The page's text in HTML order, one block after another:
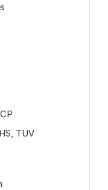
TUV